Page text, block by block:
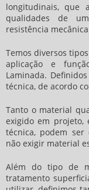
longitudinais, que
qualidades de
resistência
Temos diversos
aplicação e
Laminada.
técnica, de acordo
Tanto o material
exigido em projeto,
técnica, podem
não exigir material
Além do tipo de
tratamento